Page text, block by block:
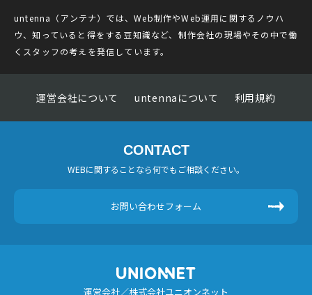
untenna（アンテナ）では、Web制作やWeb運用に関するノウハ
ウ、知っていると得をする豆知識など、制作会社の現場やその中で働
くスタッフの考えを発信しています。
運営会社について untennaについて 利用規約
CONTACT
WEBに関することなら何でもご相談ください。
お問い合わせフォーム
運営会社／株式会社ユニオンネット